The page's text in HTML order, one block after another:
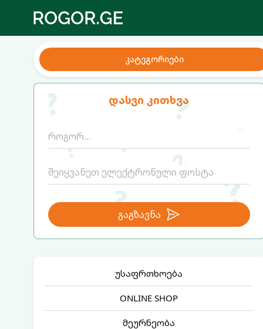
კატეგორიები
დასვი კითხვა
გაგზავნა
უსაფრთხოება
ONLINE SHOP
მეურნეობა